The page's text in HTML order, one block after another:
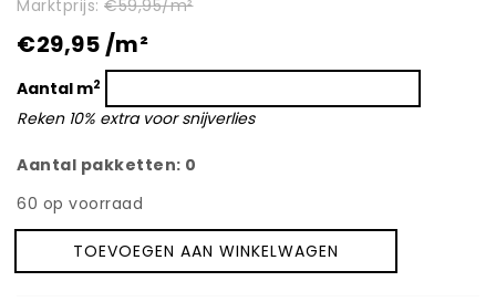
Marktprijs: €59,95/m²
€29,95 /m²
Aantal m2
Reken 10% extra voor snijverlies
Aantal pakketten: 0
60 op voorraad
TOEVOEGEN AAN WINKELWAGEN